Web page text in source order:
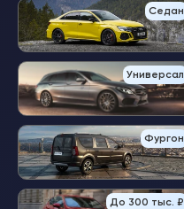
Седан
Универсал
Фургон
До 300 тыс. ₽